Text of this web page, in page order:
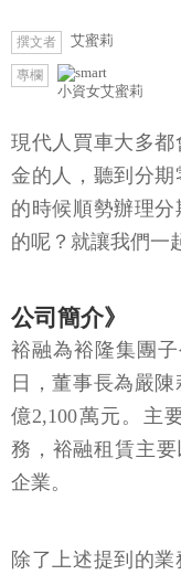
撰文者 艾蜜莉
專欄
小資女艾蜜莉
現代人買車大多
金的人，聽到分
的時候順勢辦理
的呢？就讓我們一
公司簡介》
裕融為裕隆集團
日，董事長為嚴
億2,100萬元。主
務，裕融租賃主
企業。
除了上述提到的